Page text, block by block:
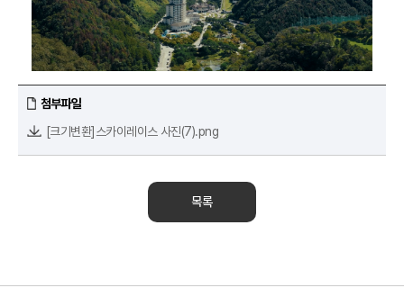
첨부파일
[크기변환]스카이레이스 사진(7).png
목록